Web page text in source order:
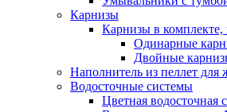
Карнизы
Карнизы в комплекте,
Одинарные
Двойные
Наполнитель из пеллет для
Водосточные системы
Цветная водосточная